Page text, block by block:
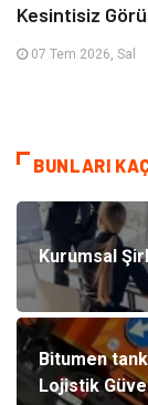
Kesintisiz
07 Tem 2026, Sal
BUNLARI
Kurumsal
Bitumen
Lojistik